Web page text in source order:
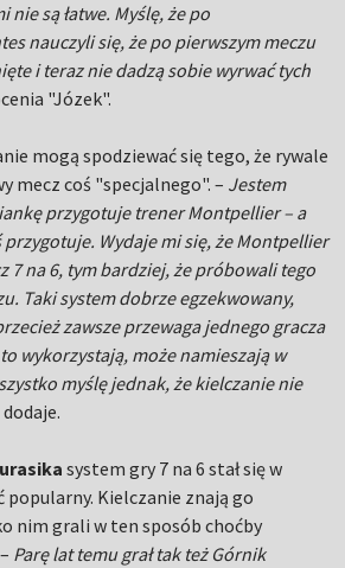
nie są łatwe. Myślę, że po
nauczyli się, że po pierwszym meczu
i teraz nie dadzą sobie wyrwać tych
"Józek".
mogą spodziewać się tego, że rywale
mecz coś "specjalnego". – Jestem
przygotuje trener Montpellier – a
przygotuje. Wydaje mi się, że Montpellier
7 na 6, tym bardziej, że próbowali tego
Taki system dobrze egzekwowany,
zawsze przewaga jednego gracza
wykorzystają, może namieszają w
myślę jednak, że kielczanie nie
dodaje.
system gry 7 na 6 stał się w
Kielczanie znają go
nim grali w ten sposób choćby
Parę lat temu grał tak też Górnik